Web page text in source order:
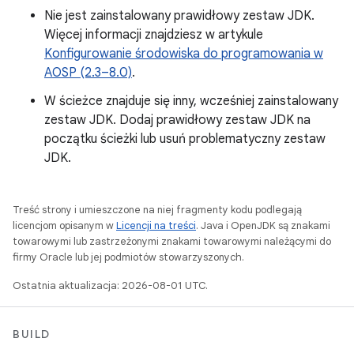
Nie jest zainstalowany prawidłowy zestaw JDK.
Więcej informacji znajdziesz w artykule
Konfigurowanie środowiska do programowania w
AOSP (2.3–8.0).
W ścieżce znajduje się inny, wcześniej zainstalowany
zestaw JDK. Dodaj prawidłowy zestaw JDK na
początku ścieżki lub usuń problematyczny zestaw
JDK.
Treść strony i umieszczone na niej fragmenty kodu podlegają
licencjom opisanym wLicencji na treści. Java i OpenJDK są znakami
towarowymi lub zastrzeżonymi znakami towarowymi należącymi do
firmy Oracle lub jej podmiotów stowarzyszonych.
Ostatnia aktualizacja: 2026-08-01 UTC.
BUILD